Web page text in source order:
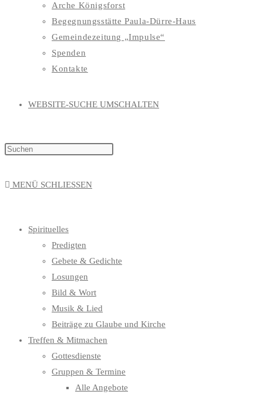
Arche Königsforst
Begegnungsstätte Paula-Dürre-Haus
Gemeindezeitung „Impulse“
Spenden
Kontakte
WEBSITE-SUCHE UMSCHALTEN
MENÜ SCHLIESSEN
Spirituelles
Predigten
Gebete & Gedichte
Losungen
Bild & Wort
Musik & Lied
Beiträge zu Glaube und Kirche
Treffen & Mitmachen
Gottesdienste
Gruppen & Termine
Alle Angebote